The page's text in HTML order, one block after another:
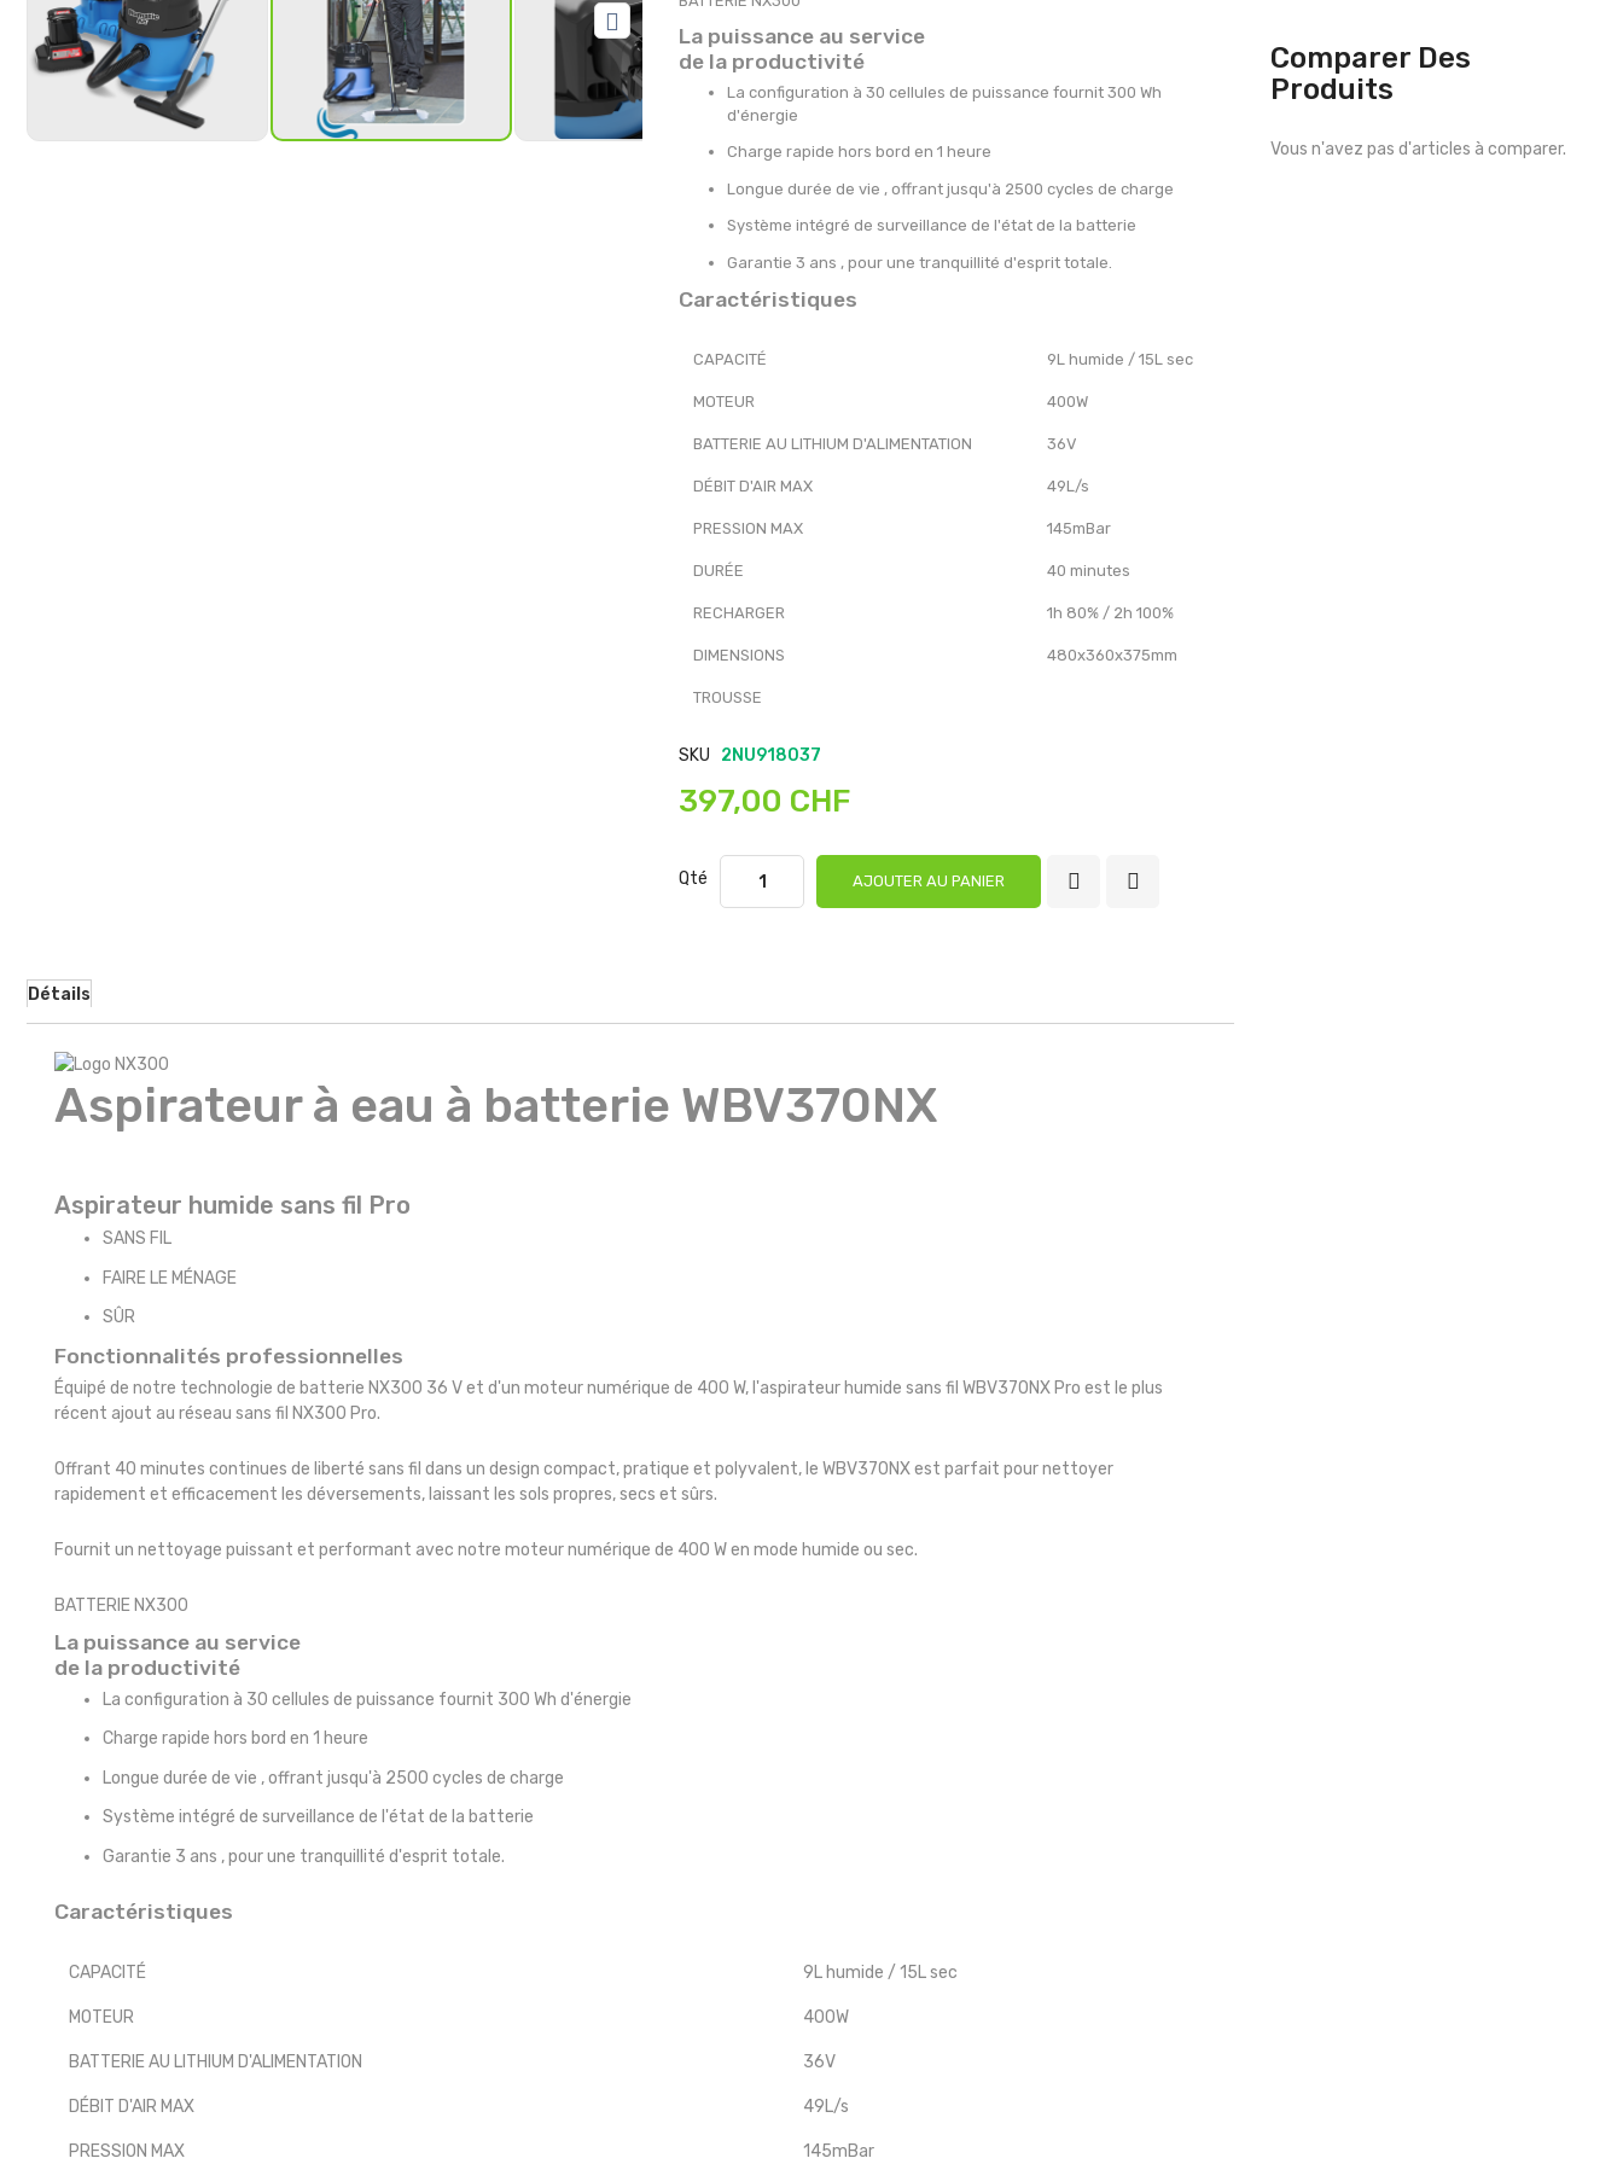
La puissance au service
de la productivité
La configuration à 30 cellules de puissance fournit 300 Wh
d'énergie
Charge rapide hors bord en 1 heure
Longue durée de vie , offrant jusqu'à 2500 cycles de charge
Système intégré de surveillance de l'état de la batterie
Garantie 3 ans , pour une tranquillité d'esprit totale.
Caractéristiques
CAPACITÉ 9L humide / 15L sec
MOTEUR 400W
BATTERIE AU LITHIUM D'ALIMENTATION 36V
DÉBIT D'AIR MAX 49L/s
PRESSION MAX 145mBar
DURÉE 40 minutes
RECHARGER 1h 80% / 2h 100%
DIMENSIONS 480x360x375mm
TROUSSE
SKU 2NU918037
397,00 CHF
Qté AJOUTER AU PANIER
Détails
Aspirateur à eau à batterie WBV370NX
Aspirateur humide sans fil Pro
SANS FIL
FAIRE LE MÉNAGE
SÛR
Fonctionnalités professionnelles
Équipé de notre technologie de batterie NX300 36 V et d'un moteur numérique de 400 W, l'aspirateur humide sans fil WBV370NX Pro est le plus
récent ajout au réseau sans fil NX300 Pro.
Offrant 40 minutes continues de liberté sans fil dans un design compact, pratique et polyvalent, le WBV370NX est parfait pour nettoyer
rapidement et efficacement les déversements, laissant les sols propres, secs et sûrs.
Fournit un nettoyage puissant et performant avec notre moteur numérique de 400 W en mode humide ou sec.
BATTERIE NX300
La puissance au service
de la productivité
La configuration à 30 cellules de puissance fournit 300 Wh d'énergie
Charge rapide hors bord en 1 heure
Longue durée de vie , offrant jusqu'à 2500 cycles de charge
Système intégré de surveillance de l'état de la batterie
Garantie 3 ans , pour une tranquillité d'esprit totale.
Caractéristiques
CAPACITÉ 9L humide / 15L sec
MOTEUR 400W
BATTERIE AU LITHIUM D'ALIMENTATION 36V
DÉBIT D'AIR MAX 49L/s
PRESSION MAX 145mBar
Comparer Des
Produits
Vous n'avez pas d'articles à comparer.